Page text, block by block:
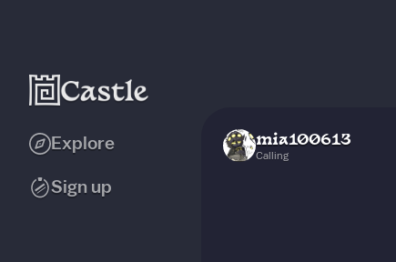
Explore
Sign up
mia100613
Calling